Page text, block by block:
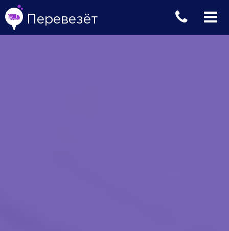
Перевезёт